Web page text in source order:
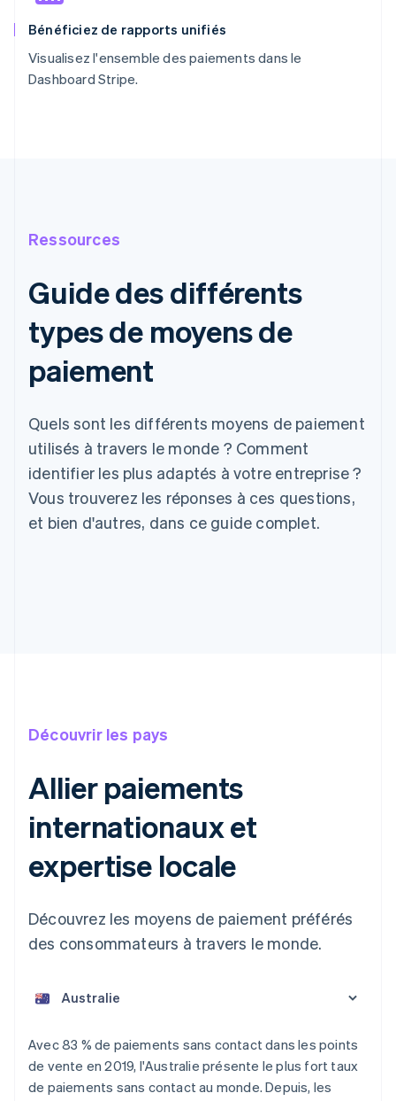
Bénéficiez de rapports unifiés
Visualisez l'ensemble des paiements dans le
Dashboard Stripe.
Ressources
Guide des différents
types de moyens de
paiement
Quels sont les différents moyens de paiement
utilisés à travers le monde ? Comment
identifier les plus adaptés à votre entreprise ?
Vous trouverez les réponses à ces questions,
et bien d'autres, dans ce guide complet.
Découvrir les pays
Allier paiements
internationaux et
expertise locale
Découvrez les moyens de paiement préférés
des consommateurs à travers le monde.
Avec 83 % de paiements sans contact dans les points
de vente en 2019, l'Australie présente le plus fort taux
de paiements sans contact au monde. Depuis, les
Allemagne
Australie
English
Autriche
Deutsch English